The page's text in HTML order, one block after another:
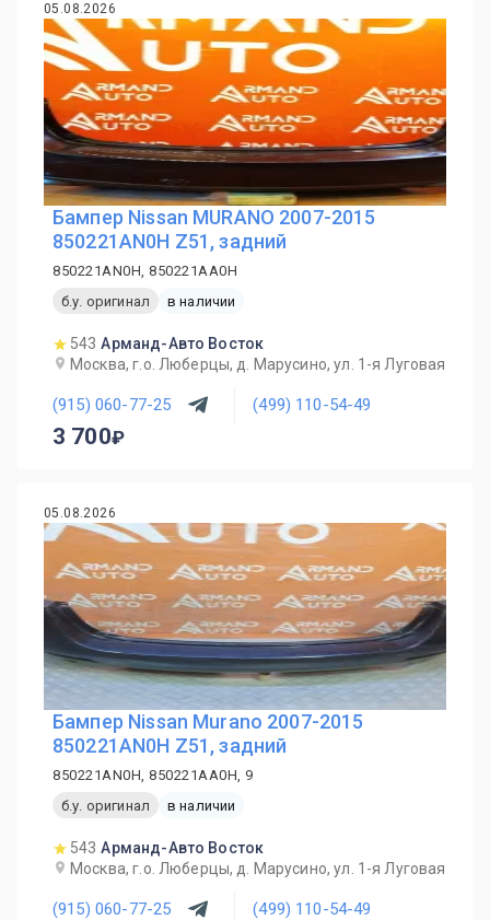
05.08.2026
Бампер Nissan MURANO 2007-2015
850221AN0H Z51, задний
850221AN0H, 850221AA0H
б.у. оригинал
в наличии
543 Арманд-Авто Восток
Москва, г.о. Люберцы, д. Марусино, ул. 1-я Луговая
(915) 060-77-25 (499) 110-54-49
3 700
05.08.2026
Бампер Nissan Murano 2007-2015
850221AN0H Z51, задний
850221AN0H, 850221AA0H, 9
б.у. оригинал
в наличии
543 Арманд-Авто Восток
Москва, г.о. Люберцы, д. Марусино, ул. 1-я Луговая
(915) 060-77-25 (499) 110-54-49